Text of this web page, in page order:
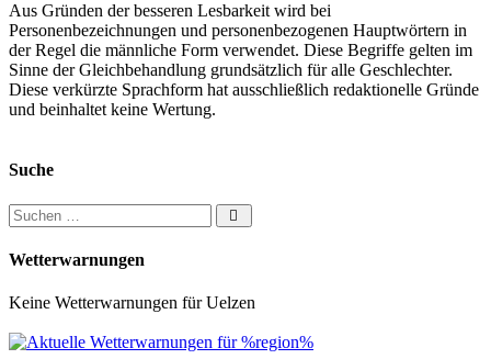
Aus Gründen der besseren Lesbarkeit wird bei
Personenbezeichnungen und personenbezogenen Hauptwörtern in
der Regel die männliche Form verwendet. Diese Begriffe gelten im
Sinne der Gleichbehandlung grundsätzlich für alle Geschlechter.
Diese verkürzte Sprachform hat ausschließlich redaktionelle Gründe
und beinhaltet keine Wertung.
Suche
Suchen nach:
Wetterwarnungen
Keine Wetterwarnungen für Uelzen